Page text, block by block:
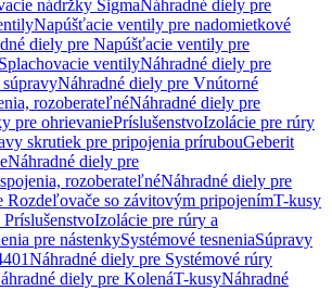
nádržky SigmaNáhradné diely pre
Napúšťacie ventily pre nadomietkové
diely pre Napúšťacie ventily pre
Splachovacie ventilyNáhradné diely pre
Náhradné diely pre Vnútorné
rozoberateľnéNáhradné diely pre
pre ohrievaniePríslušenstvoIzolácie pre rúry
skrutiek pre pripojenia prírubouGeberit
Náhradné diely pre
rozoberateľnéNáhradné diely pre
Rozdeľovače so závitovým pripojenímT-kusy
Izolácie pre rúry a
pre nástenkySystémové tesneniaSúpravy
Náhradné diely pre Systémové rúry
diely pre KolenáT-kusyNáhradné